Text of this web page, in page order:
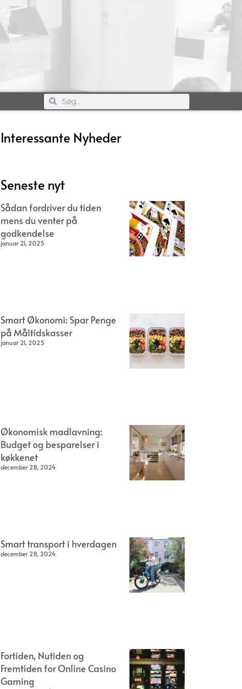
Interessante Nyheder
Seneste nyt
Sådan fordriver du tiden
mens du venter på
godkendelse
januar 21, 2025
Smart Økonomi: Spar Penge
på Måltidskasser
januar 21, 2025
Økonomisk madlavning:
Budget og besparelser i
køkkenet
december 28, 2024
Smart transport i hverdagen
december 28, 2024
Fortiden, Nutiden og
Fremtiden for Online Casino
Gaming